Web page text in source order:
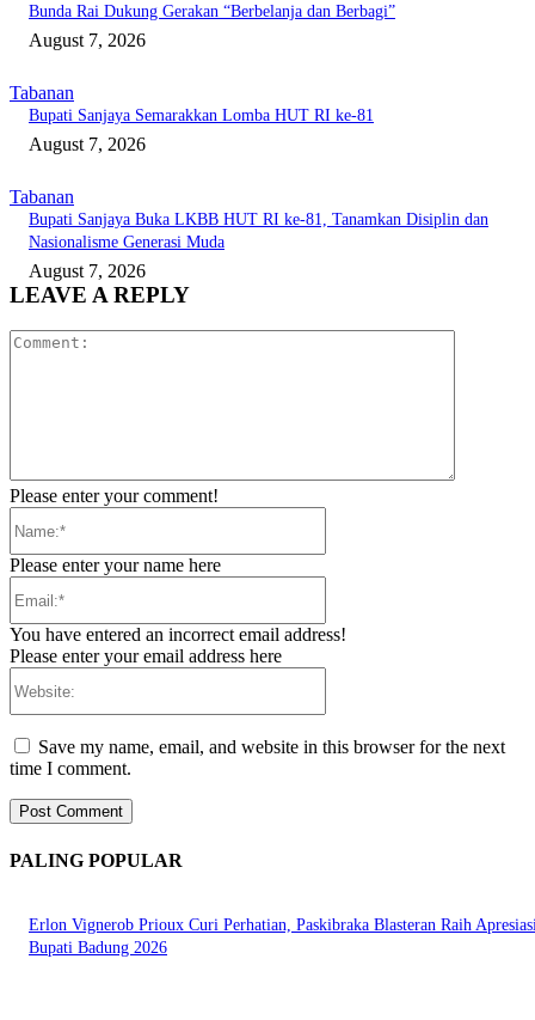
Bunda Rai Dukung Gerakan “Berbelanja dan Berbagi”
August 7, 2026
Tabanan
Bupati Sanjaya Semarakkan Lomba HUT RI ke-81
August 7, 2026
Tabanan
Bupati Sanjaya Buka LKBB HUT RI ke-81, Tanamkan Disiplin dan
Nasionalisme Generasi Muda
August 7, 2026
LEAVE A REPLY
Please enter your comment!
Please enter your name here
You have entered an incorrect email address!
Please enter your email address here
Save my name, email, and website in this browser for the next
time I comment.
PALING POPULAR
Erlon Vignerob Prioux Curi Perhatian, Paskibraka Blasteran Raih
Bupati Badung 2026